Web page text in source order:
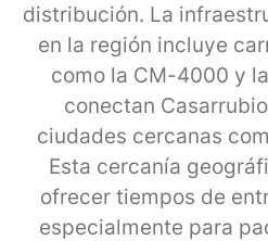
distribución. La
en la región incluye
como la CM-4000 y
conectan
ciudades cercanas
Esta cercanía
ofrecer tiempos de
especialmente para